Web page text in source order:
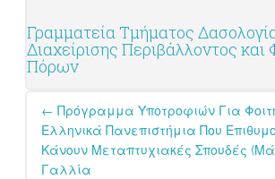
Γραμματεία Τμήματος
Διαχείρισης Περιβάλλοντος
Πόρων
Post
navigation
← Πρόγραμμα Υποτροφιών Για
Ελληνικά Πανεπιστήμια Που
Κάνουν Μεταπτυχιακές Σπουδές
Γαλλία